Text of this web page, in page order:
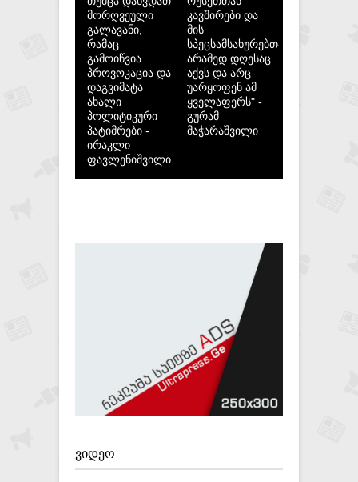
მორღვეული
გალავანი,
რამაც
გამოიწვია
პროვოკაცია და
დაგვიმატა
ახალი
პოლიტიკური
პატიმრები -
ირაკლი
ფავლენიშვილი
კავშირები და
მის
სპეცსამსახურებთან,
არამედ დღესაც
აქვს და არც
უარყოფენ ამ
ყველაფერს" -
გურამ
მაჭარაშვილი
ᲕᲘᲓᲔᲝ